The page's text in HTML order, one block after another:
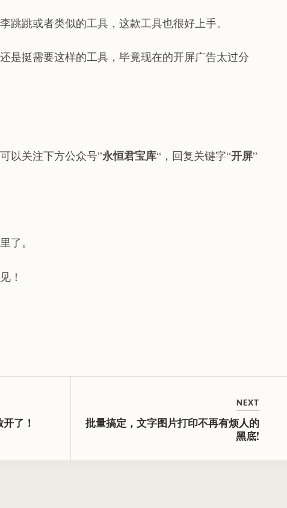
跳跳或者类似的工具，这款工具也很好上手。
是挺需要这样的工具，毕竟现在的开屏广告太过分
以关注下方公众号”永恒君宝库“，回复关键字“开屏”
了。
！
了！
NEXT
批量搞定，文字图片打印不再有烦人的
黑底!